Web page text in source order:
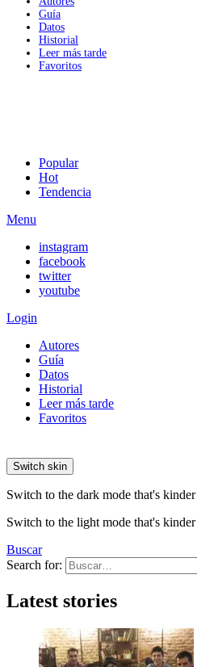
Guía
Datos
Historial
Leer más tarde
Favoritos
Popular
Hot
Tendencia
Menu
instagram
facebook
twitter
youtube
Login
Autores
Guía
Datos
Historial
Leer más tarde
Favoritos
Switch skin
Switch to the dark mode that's
Switch to the light mode that's
Buscar
Search for:
Latest stories